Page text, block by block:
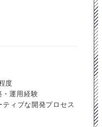
度
・運用経験
ィブな開発プロセス